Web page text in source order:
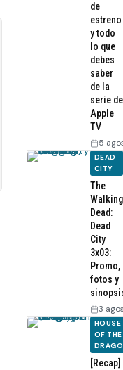
de
estreno
y todo
lo que
debes
saber
de la
serie de
Apple
TV
5
DEAD
CITY
The
Walking
Dead:
Dead
City
3x03:
Promo,
fotos y
3
HOUSE
OF THE
[Recap]